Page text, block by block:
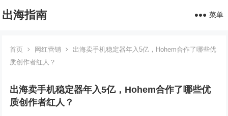
出海指南 菜单
首页 网红营销
出海卖手机稳定器年入5亿，Hohem合作了哪些优
质创作者红人？
出海卖手机稳定器年入5亿，Hohem合作了哪些优
质创作者红人？